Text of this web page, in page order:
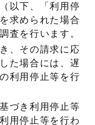
以下、「利用停
求められた場合
査を行います。
、その請求に応
た場合には、遅
利用停止等を行
づき利用停止等
用停止等を行わ